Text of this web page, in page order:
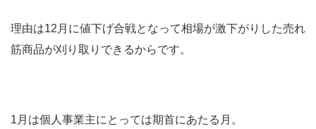
理由は12月に値下げ合戦となって相場が激下がりした売れ
筋商品が刈り取りできるからです。
1月は個人事業主にとっては期首にあたる月。